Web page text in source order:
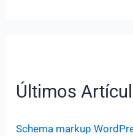
Últimos
Schema markup